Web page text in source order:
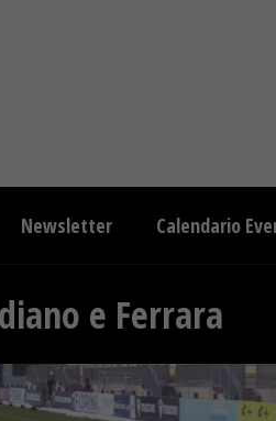
Newsletter Calendario
e Ferrara